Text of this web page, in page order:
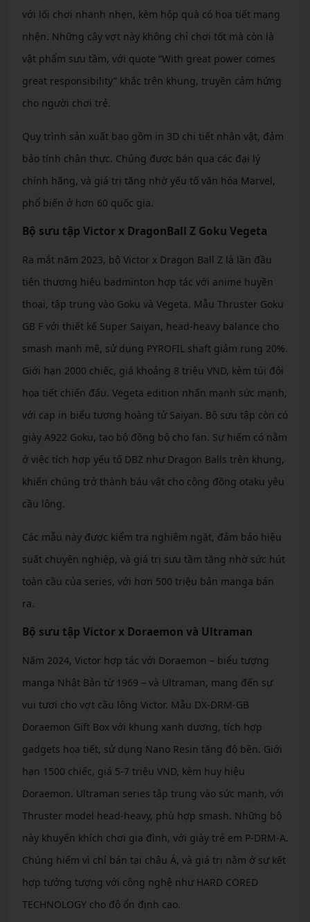
với lối chơi nhanh nhẹn, kèm hộp quà có họa tiết mạng
nhện. Những cây vợt này không chỉ chơi tốt mà còn là
vật phẩm sưu tầm, với quote “With great power comes
great responsibility” khắc trên khung, truyền cảm hứng
cho người chơi trẻ.
Quy trình sản xuất bao gồm in 3D chi tiết nhân vật, đảm
bảo tính chân thực. Chúng được bán qua các đại lý
chính hãng, và giá trị tăng nhờ yếu tố văn hóa Marvel,
phổ biến ở hơn 60 quốc gia.
Bộ sưu tập Victor x DragonBall Z Goku Vegeta
Ra mắt năm 2023, bộ Victor x Dragon Ball Z là lần đầu
tiên thương hiệu badminton hợp tác với anime huyền
thoại, tập trung vào Goku và Vegeta. Mẫu Thruster Goku
GB F với thiết kế Super Saiyan, head-heavy balance cho
smash mạnh mẽ, sử dụng PYROFIL shaft giảm rung 20%.
Giới hạn 2000 chiếc, giá khoảng 8 triệu VND, kèm túi đôi
họa tiết chiến đấu. Vegeta edition nhấn mạnh sức mạnh,
với cap in biểu tượng hoàng tử Saiyan. Bộ sưu tập còn có
giày A922 Goku, tạo bộ đồng bộ cho fan. Sự hiếm có nằm
ở việc tích hợp yếu tố DBZ như Dragon Balls trên khung,
khiến chúng trở thành báu vật cho cộng đồng otaku yêu
cầu lông.
Các mẫu này được kiểm tra nghiêm ngặt, đảm bảo hiệu
suất chuyên nghiệp, và giá trị sưu tầm tăng nhờ sức hút
toàn cầu của series, với hơn 500 triệu bản manga bán
ra.
Bộ sưu tập Victor x Doraemon và Ultraman
Năm 2024, Victor hợp tác với Doraemon – biểu tượng
manga Nhật Bản từ 1969 – và Ultraman, mang đến sự
vui tươi cho vợt cầu lông Victor. Mẫu DX-DRM-GB
Doraemon Gift Box với khung xanh dương, tích hợp
gadgets họa tiết, sử dụng Nano Resin tăng độ bền. Giới
hạn 1500 chiếc, giá 5-7 triệu VND, kèm huy hiệu
Doraemon. Ultraman series tập trung vào sức mạnh, với
Thruster model head-heavy, phù hợp smash. Những bộ
này khuyến khích chơi gia đình, với giày trẻ em P-DRM-A.
Chúng hiếm vì chỉ bán tại châu Á, và giá trị nằm ở sự kết
hợp tưởng tượng với công nghệ như HARD CORED
TECHNOLOGY cho độ ổn định cao.